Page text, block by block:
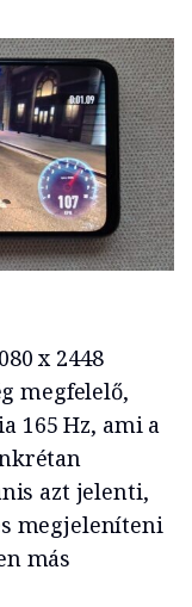
x 2448
megfelelő,
165 Hz, ami a
azt jelenti,
megjeleníteni
más